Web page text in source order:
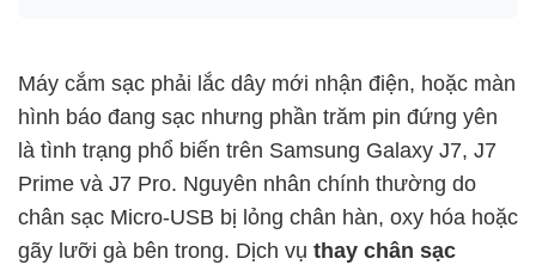
Máy cắm sạc phải lắc dây mới nhận điện, hoặc màn
hình báo đang sạc nhưng phần trăm pin đứng yên
là tình trạng phổ biến trên Samsung Galaxy J7, J7
Prime và J7 Pro. Nguyên nhân chính thường do
chân sạc Micro-USB bị lỏng chân hàn, oxy hóa hoặc
gãy lưỡi gà bên trong. Dịch vụ thay chân sạc